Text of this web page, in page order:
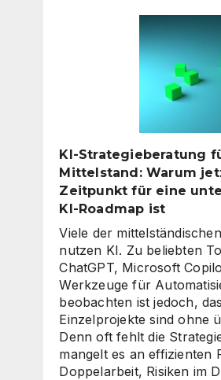
Wie
digitale
die
auf
Level
heben
KI-Strategieberatung
Mittelstand: Warum
Zeitpunkt für eine
KI-Roadmap ist
Viele der
nutzen KI. Zu beliebten
ChatGPT, Microsoft
Werkzeuge für
beobachten ist jedoch,
Einzelprojekte sind ohne
Denn oft fehlt die
mangelt es an effizienten
Doppelarbeit, Risiken im